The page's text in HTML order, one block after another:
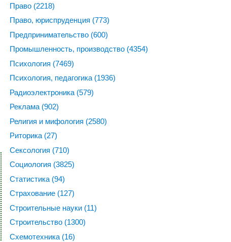
Право (2218)
Право, юриспруденция (773)
Предпринимательство (600)
Промышленность, производство (4354)
Психология (7469)
Психология, педагогика (1936)
Радиоэлектроника (579)
Реклама (902)
Религия и мифология (2580)
Риторика (27)
Сексология (710)
Социология (3825)
Статистика (94)
Страхование (127)
Строительные науки (11)
Строительство (1300)
Схемотехника (16)